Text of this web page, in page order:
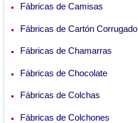
Fábricas de Camisas
Fábricas de Cartón Corrugado
Fábricas de Chamarras
Fábricas de Chocolate
Fábricas de Colchas
Fábricas de Colchones